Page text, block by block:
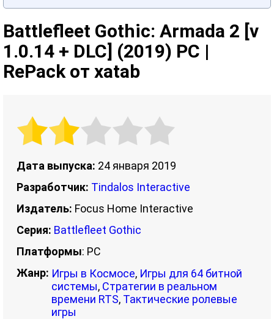
Battlefleet Gothic: Armada 2 [v
1.0.14 + DLC] (2019) PC |
RePack от xatab
Дата выпуска: 24 января 2019
Разработчик: Tindalos Interactive
Издатель: Focus Home Interactive
Серия: Battlefleet Gothic
Платформы: PC
Жанр: Игры в Космосе, Игры для 64 битной
системы, Стратегии в реальном
времени RTS, Тактические ролевые
игры